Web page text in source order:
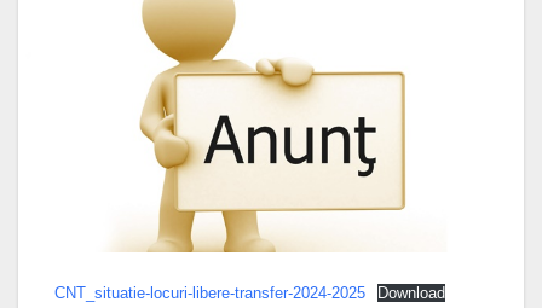
CNT_situatie-locuri-libere-transfer-2024-2025 Download